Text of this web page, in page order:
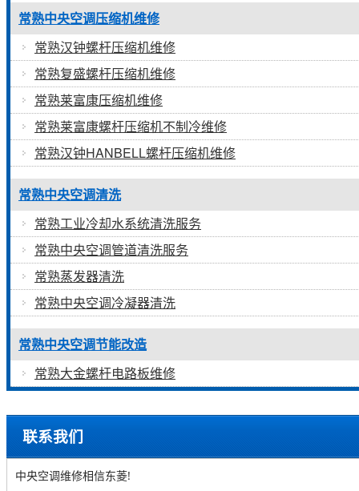
常熟中央空调压缩机维修
常熟汉钟螺杆压缩机维修
常熟复盛螺杆压缩机维修
常熟莱富康压缩机维修
常熟莱富康螺杆压缩机不制冷维修
常熟汉钟HANBELL螺杆压缩机维修
常熟中央空调清洗
常熟工业冷却水系统清洗服务
常熟中央空调管道清洗服务
常熟蒸发器清洗
常熟中央空调冷凝器清洗
常熟中央空调节能改造
常熟大金螺杆电路板维修
联系我们
中央空调维修相信东菱!